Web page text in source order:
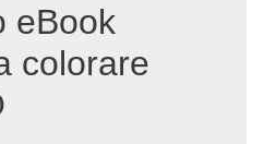
eBook
colorare